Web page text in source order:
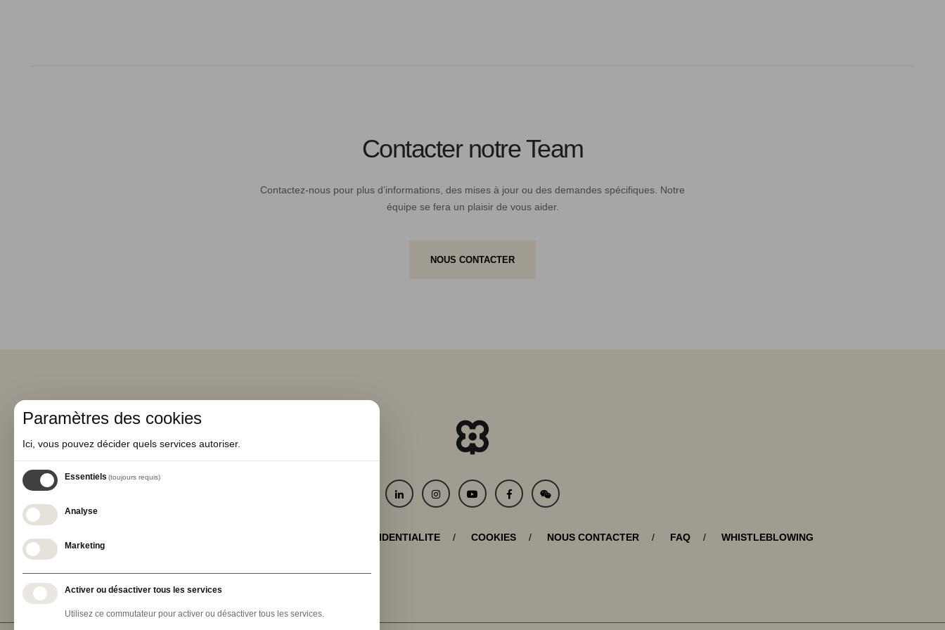
Contacter notre Team
Contactez-nous pour plus d’informations, des mises à jour ou des demandes spécifiques. Notre
équipe se fera un plaisir de vous aider.
NOUS CONTACTER
POLITIQUE DE CONFIDENTIALITE COOKIES NOUS CONTACTER FAQ WHISTLEBLOWING
Paramètres des cookies
Ici, vous pouvez décider quels services autoriser.
Essentiels (toujours requis)
Analyse
Marketing
Activer ou désactiver tous les services
Utilisez ce commutateur pour activer ou désactiver tous les services.